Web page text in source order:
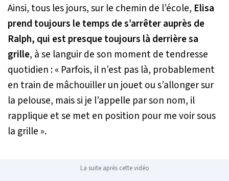
Ainsi, tous les jours, sur le chemin de l’école, Elisa
prend toujours le temps de s’arrêter auprès de
Ralph, qui est presque toujours là derrière sa
grille, à se languir de son moment de tendresse
quotidien :« Parfois, il n’est pas là, probablement
en train de mâchouiller un jouet ou s’allonger sur
la pelouse, mais si je l’appelle par son nom, il
rapplique et se met en position pour me voir sous
la grille ».
La suite après cette vidéo